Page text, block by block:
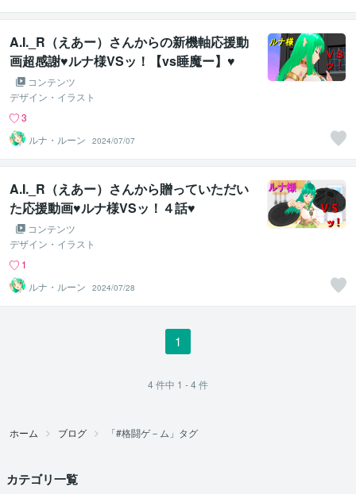
A.I._R（えあー）さんからの新機軸応援動
画超感謝♥ルナ様VSッ！【vs睡魔ー】♥
コンテンツ
デザイン・イラスト
3
ルナ・ルーン
2024/07/07
A.I._R（えあー）さんから贈っていただい
た応援動画♥ルナ様VSッ！４話♥
コンテンツ
デザイン・イラスト
1
ルナ・ルーン
2024/07/28
1
4件中 1 - 4件
ホーム ブログ 「#格闘ゲ－ム」タグ
カテゴリ一覧